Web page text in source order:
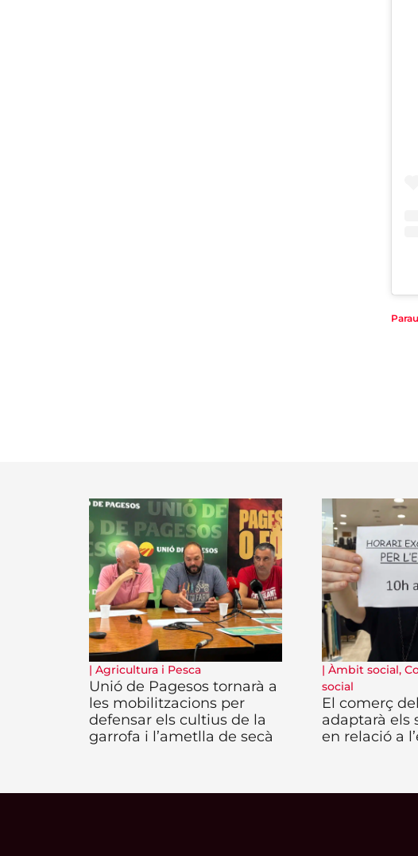
| Agricultura i Pesca
Unió de Pagesos tornarà a
les mobilitzacions per
defensar els cultius de la
garrofa i l’ametlla de secà
| Àmbit social,
social
El comerç
adaptarà els
en relació a